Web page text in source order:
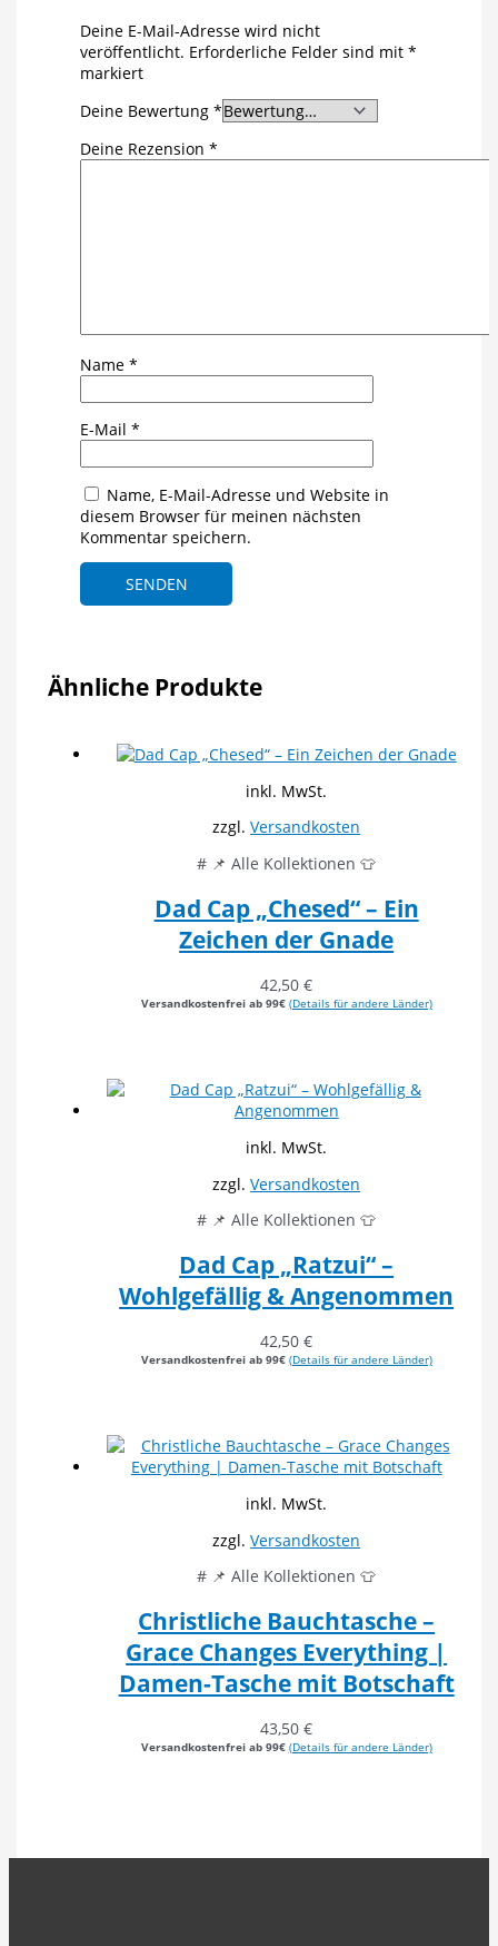
Deine E-Mail-Adresse wird nicht
veröffentlicht. Erforderliche Felder sind mit *
markiert
Deine Bewertung *
Deine Rezension *
Name *
E-Mail *
Name, E-Mail-Adresse und Website in
diesem Browser für meinen nächsten
Kommentar speichern.
Ähnliche Produkte
inkl. MwSt.
zzgl.Versandkosten
# 📌 Alle Kollektionen 👕
Dad Cap „Chesed“ – Ein
Zeichen der Gnade
42,50€
Versandkostenfrei ab 99€ (Details für andere Länder)
inkl. MwSt.
zzgl.Versandkosten
# 📌 Alle Kollektionen 👕
Dad Cap „Ratzui“ –
Wohlgefällig & Angenommen
42,50€
Versandkostenfrei ab 99€ (Details für andere Länder)
inkl. MwSt.
zzgl.Versandkosten
# 📌 Alle Kollektionen 👕
Christliche Bauchtasche –
Grace Changes Everything |
Damen-Tasche mit Botschaft
43,50€
Versandkostenfrei ab 99€ (Details für andere Länder)